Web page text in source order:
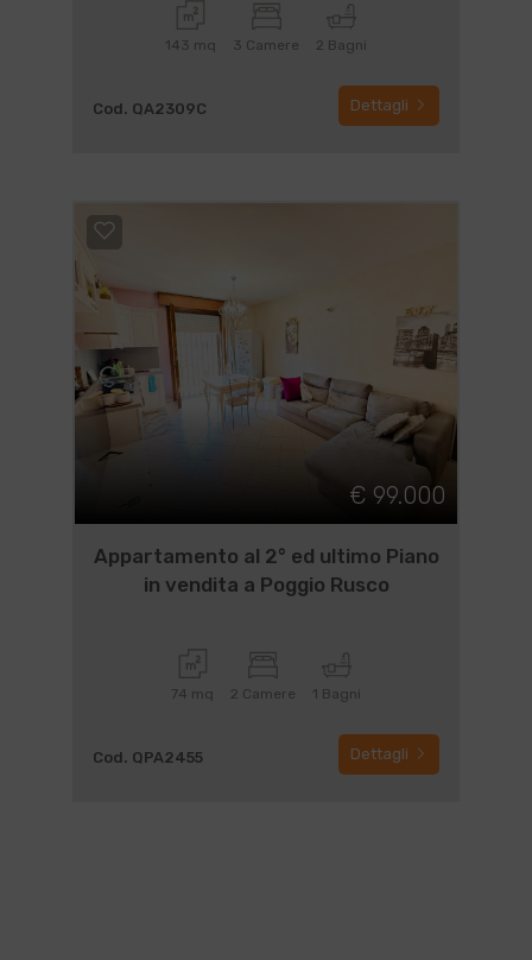
143 mq 3 Camere 2 Bagni
Cod. QA2309C Dettagli
€ 99.000
Appartamento al 2° ed ultimo Piano
in vendita a Poggio Rusco
74 mq 2 Camere 1 Bagni
Cod. QPA2455 Dettagli